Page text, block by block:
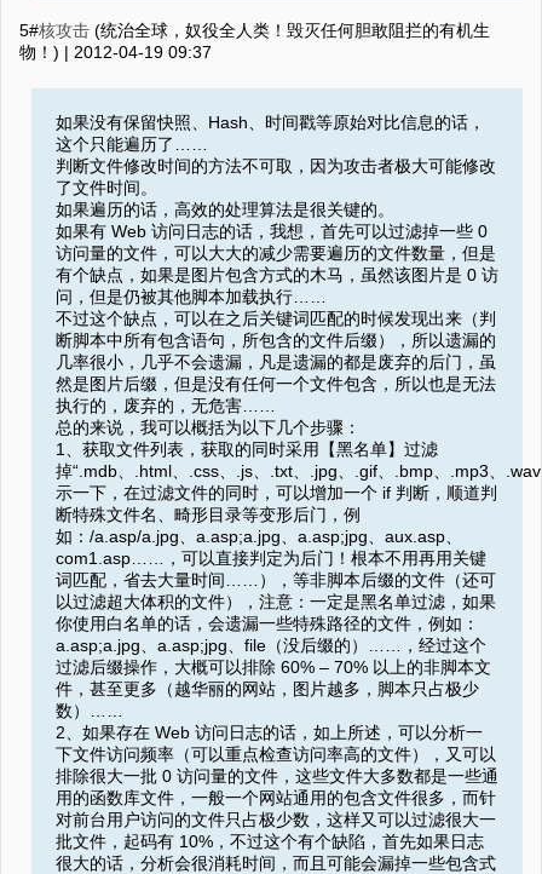
5#核攻击 (统治全球，奴役全人类！毁灭任何胆敢阻拦的有机生
物！) | 2012-04-19 09:37
如果没有保留快照、Hash、时间戳等原始对比信息的话，
这个只能遍历了……
判断文件修改时间的方法不可取，因为攻击者极大可能修改
了文件时间。
如果遍历的话，高效的处理算法是很关键的。
如果有 Web 访问日志的话，我想，首先可以过滤掉一些 0
访问量的文件，可以大大的减少需要遍历的文件数量，但是
有个缺点，如果是图片包含方式的木马，虽然该图片是 0 访
问，但是仍被其他脚本加载执行……
不过这个缺点，可以在之后关键词匹配的时候发现出来（判
断脚本中所有包含语句，所包含的文件后缀），所以遗漏的
几率很小，几乎不会遗漏，凡是遗漏的都是废弃的后门，虽
然是图片后缀，但是没有任何一个文件包含，所以也是无法
执行的，废弃的，无危害……
总的来说，我可以概括为以下几个步骤：
1、获取文件列表，获取的同时采用【黑名单】过滤
掉“.mdb、.html、.css、.js、.txt、.jpg、.gif、.bmp、.mp3、
示一下，在过滤文件的同时，可以增加一个 if 判断，顺道判
断特殊文件名、畸形目录等变形后门，例
如：/a.asp/a.jpg、a.asp;a.jpg、a.asp;jpg、aux.asp、
com1.asp……，可以直接判定为后门！根本不用再用关键
词匹配，省去大量时间……），等非脚本后缀的文件（还可
以过滤超大体积的文件），注意：一定是黑名单过滤，如果
你使用白名单的话，会遗漏一些特殊路径的文件，例如：
a.asp;a.jpg、a.asp;jpg、file（没后缀的）……，经过这个
过滤后缀操作，大概可以排除 60% – 70% 以上的非脚本文
件，甚至更多（越华丽的网站，图片越多，脚本只占极少
数）……
2、如果存在 Web 访问日志的话，如上所述，可以分析一
下文件访问频率（可以重点检查访问率高的文件），又可以
排除很大一批 0 访问量的文件，这些文件大多数都是一些通
用的函数库文件，一般一个网站通用的包含文件很多，而针
对前台用户访问的文件只占极少数，这样又可以过滤很大一
批文件，起码有 10%，不过这个有个缺陷，首先如果日志
很大的话，分析会很消耗时间，而且可能会漏掉一些包含式